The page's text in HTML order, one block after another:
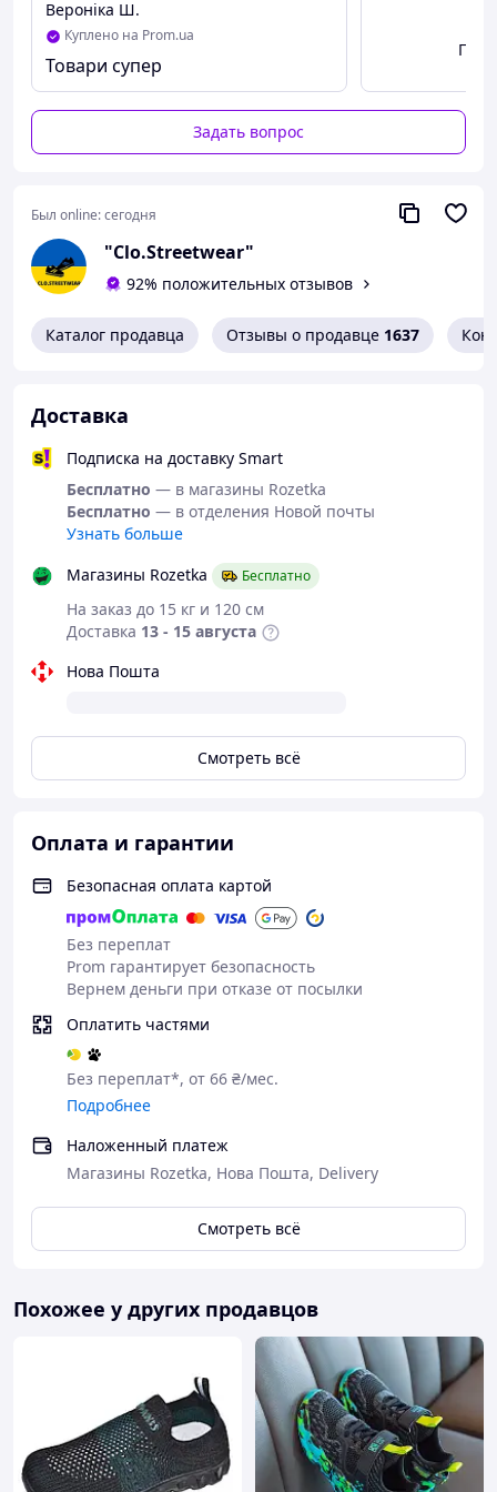
38
40
25,5
26
1. Новая Почта
2. УкрПочта
Оплата происходит удобном для Вас способом:
2.Безналичным расчетом
Гарантии:
1. Товар Вам не подошёл*
2. При наличии производственного брака
3. Не понравился товар - 14 дней на возврат
Товар не носился и сохранил товарный вид ***
Приятных Вам покупок!
Вероніка Ш.
Куплено на Prom.ua
Товари супер
Задать вопрос
Был online:сегодня
"Clo.Streetwear"
92% положительных отзывов
Каталог продавца Отзывы о продавце 1637
Доставка
Подписка на доставку Smart
Бесплатно — в магазины Rozetka
Бесплатно — в отделения Новой почты
Узнать больше
Магазины Rozetka
Бесплатно
На заказ до 15 кг и 120 см
Доставка 13 - 15 августа
Нова Пошта
Смотреть всё
Оплата и гарантии
Безопасная оплата картой
Без переплат
Prom гарантирует безопасность
Вернем деньги при отказе от посылки
Оплатить частями
Без переплат*, от 66 ₴/мес.
Подробнее
Наложенный платеж
Магазины Rozetka, Нова Пошта, Delivery
Смотреть всё
Похожее у других продавцов